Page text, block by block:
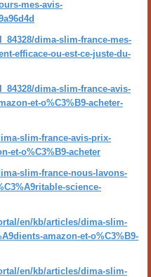
mes-avis-
dima-slim-france-mes-
efficace-ou-est-ce-juste-du-
dima-slim-france-avis-
et-o%C3%B9-acheter-
slim-france-avis-prix-
et-o%C3%B9-acheter
slim-france-nous-lavons-
science-
en/kb/articles/dima-slim-
amazon-et-o%C3%B9-
en/kb/articles/dima-slim-